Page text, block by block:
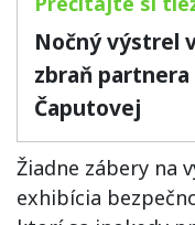
Nočný výstrel
zbraň
Čaputovej
Žiadne zábery na
exhibícia